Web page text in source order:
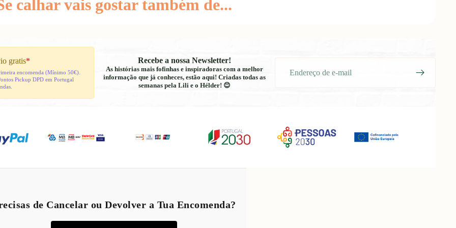
calhar vais gostar também de...
gratis*
encomenda (Mínimo 50€).
Pickup DPD em Portugal
Recebe a nossa Newsletter!
As histórias mais fofinhas e inspiradoras com a melhor
informação que já conheces, estão aqui! Criadas todas as
semanas pela Lili e o Hélder! 😊
de Cancelar ou Devolver a Tua Encomenda?
Termos do serviço
Política de envio